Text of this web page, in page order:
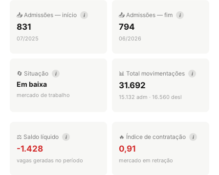
📥 Admissões — início i
831
07/2025
📤 Admissões — fim i
794
06/2026
🔄 Situação i
Em baixa
mercado de trabalho
📊 Total movimentações i
31.692
15.132 adm · 16.560 desl
⚖️ Saldo líquido i
-1.428
vagas geradas no período
🔥 Índice de contratação i
0,91
mercado em retração